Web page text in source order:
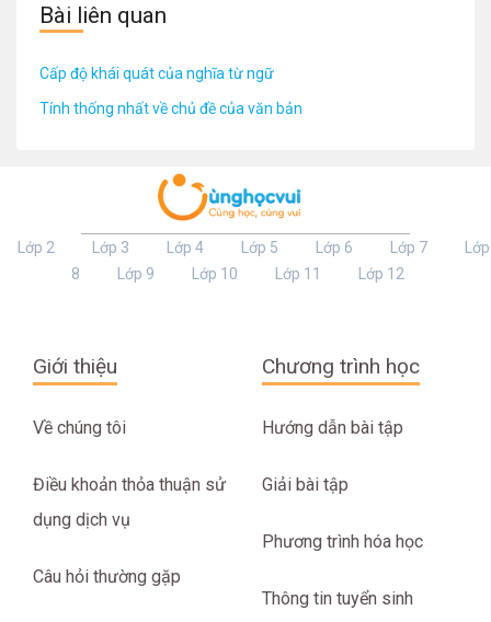
Bài liên quan
Cấp độ khái quát của nghĩa từ ngữ
Tính thống nhất về chủ đề của văn bản
Lớp 2 Lớp 3 Lớp 4 Lớp 5 Lớp 6 Lớp 7
Lớp
8
Lớp 9 Lớp 10 Lớp 11 Lớp 12
Giới thiệu
Về chúng tôi
Điều khoản thỏa thuận sử
dụng dịch vụ
Câu hỏi thường gặp
Chương trình học
Hướng dẫn bài tập
Giải bài tập
Phương trình hóa học
Thông tin tuyển sinh